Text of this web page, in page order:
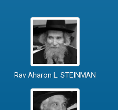
Rav Aharon L. STEINMAN